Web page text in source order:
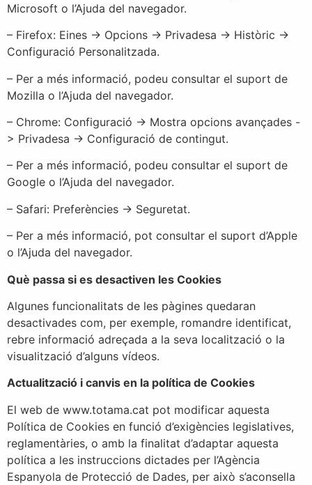
Microsoft o l’Ajuda del navegador.
– Firefox: Eines -> Opcions -> Privadesa -> Històric ->
Configuració Personalitzada.
– Per a més informació, podeu consultar el suport de
Mozilla o l’Ajuda del navegador.
– Chrome: Configuració -> Mostra opcions avançades -
> Privadesa -> Configuració de contingut.
– Per a més informació, podeu consultar el suport de
Google o l’Ajuda del navegador.
– Safari: Preferències -> Seguretat.
– Per a més informació, pot consultar el suport d’Apple
o l’Ajuda del navegador.
Què passa si es desactiven les Cookies
Algunes funcionalitats de les pàgines quedaran
desactivades com, per exemple, romandre identificat,
rebre informació adreçada a la seva localització o la
visualització d’alguns vídeos.
Actualització i canvis en la política de Cookies
El web de www.totama.cat pot modificar aquesta
Política de Cookies en funció d’exigències legislatives,
reglamentàries, o amb la finalitat d’adaptar aquesta
política a les instruccions dictades per l’Agència
Espanyola de Protecció de Dades, per això s’aconsella